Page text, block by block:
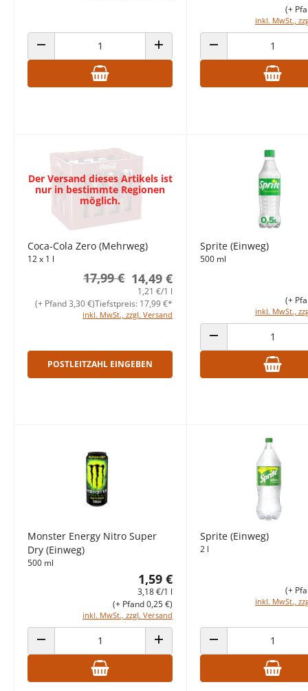
ANZAHL VERRINGERN ANZAHL ERHÖHEN
inkl. MwSt.,
(+
ANZAHL VERRINGERN
Der Versand dieses Artikels ist
nur in bestimmte Regionen
möglich.
Coca-Cola Zero (Mehrweg)
12 x 1 l
14,49 €
17,99 €
1,21 €/1 l
inkl. MwSt., zzgl. Versand
(+ Pfand 3,30 €)Tiefstpreis: 17,99 €*
POSTLEITZAHL EINGEBEN
Sprite (Einweg)
500 ml
inkl. MwSt.,
(+
ANZAHL VERRINGERN
Monster Energy Nitro Super
Dry (Einweg)
500 ml
1,59 €
3,18 €/1 l
inkl. MwSt., zzgl. Versand
(+ Pfand 0,25 €)
ANZAHL VERRINGERN ANZAHL ERHÖHEN
Sprite (Einweg)
2 l
inkl. MwSt.,
(+
ANZAHL VERRINGERN